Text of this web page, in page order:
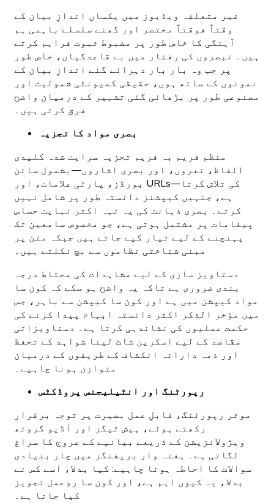
غیر متعلقہ ویڈیوز میں یکساں اندازِ بیان کے
وقتاً فوقتاً مختصر اور گھنے سلسلے باہمی ہم
آہنگی کا خاص طور پر مضبوط ثبوت فراہم کرتے
ہیں۔ تبصروں کی رفتار میں بے قاعدگیاں، خاص طور
پر جب وہ بار بار دہرائے گئے اندازِ بیان کے
نمونوں کے ساتھ ہوں، حقیقی کمیونٹی شمولیت اور
مصنوعی طور پر بڑھائی گئی تشہیر کے درمیان واضح
فرق کرتی ہیں۔
بصری مواد کا تجزیہ
منظم فریم بہ فریم تجزیہ سرایت شدہ کلیدی
الفاظ، نعروں، اور بصری اشاروں—بشمول سائن
بورڈز، پارٹی علامات، اور URLs—کی تلاش کرتا
ہے، جنہیں کیپشنز دانستہ طور پر شامل نہیں
کرتے۔ بصری ذہانت کی یہ تہہ اکثر نہایت حساس
پیغامات پر مشتمل ہوتی ہے، جو مخصوص سامعین تک
پہنچنے کے لیے تیار کیے جاتے ہیں جبکہ متن پر
مبنی شناختی نظاموں سے بچ نکلتے ہیں۔
دستاویز سازی کے لیے مشاہدات کی محتاط درجہ
بندی ضروری ہے تاکہ یہ واضح ہو سکے کہ کون سا
مواد کیپشن میں ہے اور کون سا کیپشن سے باہر، جس
میں مؤخر الذکر اکثر دانستہ ابہام پیدا کرنے کی
حکمت عملیوں کی نشاندہی کرتا ہے۔ دستاویزاتی
مقاصد کے لیے اسکرین شاٹ لینا شواہد کے تحفظ
اور ذمہ دارانہ انکشاف کے طریقوں کے درمیان
متوازن ہونا چاہیے۔
رپورٹنگ اور انٹیلیجنس پروڈکٹس
موثر رپورٹنگ، قابلِ عمل بصیرت پر توجہ برقرار
رکھتے ہوئے، ہیش ٹیگز اور آڈیو گروتھ
ویژولائزیشن کے ذریعے بیانیے کے عروج کا سراغ
لگاتی ہے۔ ہفتہ وار بریفنگز میں چار بنیادی
سوالات کا احاطہ ہونا چاہیے: کیا بدلا، اسے کس نے
بدلا، یہ کیوں اہم ہے، اور کون سا ردِعمل تجویز
کیا جاتا ہے۔